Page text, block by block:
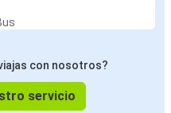
con nosotros?
servicio